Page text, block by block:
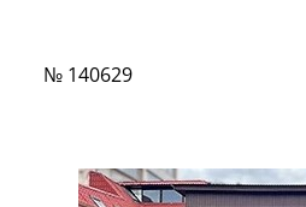
№ 140629